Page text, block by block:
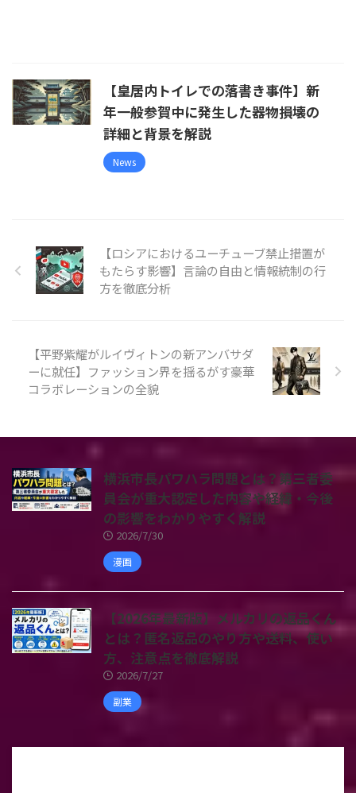
【皇居内トイレでの落書き事件】新
年一般参賀中に発生した器物損壊の
詳細と背景を解説
News
【ロシアにおけるユーチューブ禁止措置が
もたらす影響】言論の自由と情報統制の行
方を徹底分析
【平野紫耀がルイヴィトンの新アンバサダ
ーに就任】ファッション界を揺るがす豪華
コラボレーションの全貌
横浜市長パワハラ問題とは？第三者委
員会が重大認定した内容や経緯・今後
の影響をわかりやすく解説
2026/7/30
漫画
【2026年最新版】メルカリの返品くん
とは？匿名返品のやり方や送料、使い
方、注意点を徹底解説
2026/7/27
副業